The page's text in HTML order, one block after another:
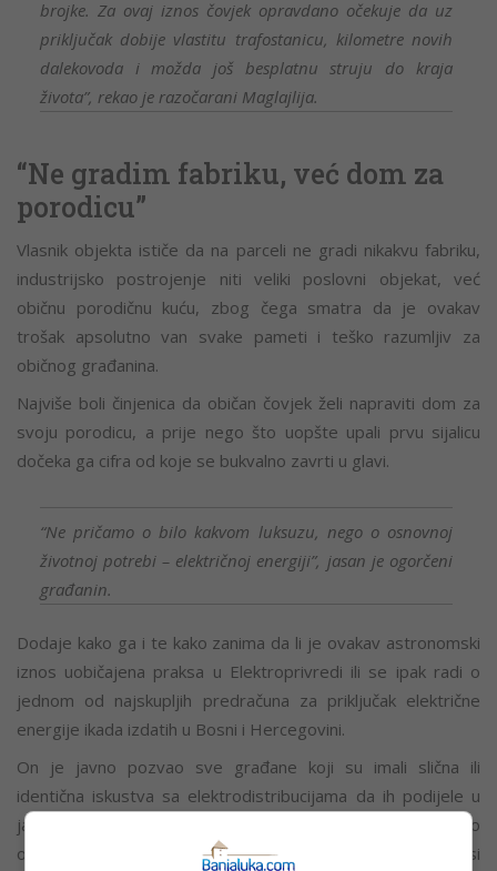
brojke. Za ovaj iznos čovjek opravdano očekuje da uz
priključak dobije vlastitu trafostanicu, kilometre novih
dalekovoda i možda još besplatnu struju do kraja
života”, rekao je razočarani Maglajlija.
“Ne gradim fabriku, već dom za
porodicu”
Vlasnik objekta ističe da na parceli ne gradi nikakvu fabriku,
industrijsko postrojenje niti veliki poslovni objekat, već
običnu porodičnu kuću, zbog čega smatra da je ovakav
trošak apsolutno van svake pameti i teško razumljiv za
običnog građanina.
Najviše boli činjenica da običan čovjek želi napraviti dom za
svoju porodicu, a prije nego što uopšte upali prvu sijalicu
dočeka ga cifra od koje se bukvalno zavrti u glavi.
“Ne pričamo o bilo kakvom luksuzu, nego o osnovnoj
životnoj potrebi – električnoj energiji”, jasan je ogorčeni
građanin.
Dodaje kako ga i te kako zanima da li je ovakav astronomski
iznos uobičajena praksa u Elektroprivredi ili se ipak radi o
jednom od najskupljih predračuna za priključak električne
energije ikada izdatih u Bosni i Hercegovini.
On je javno pozvao sve građane koji su imali slična ili
identična iskustva sa elektrodistribucijama da ih podijele u
javnosti, kako bi se konačno otvorila ozbiljna rasprava o
opravdanosti i načinu obračuna ovakvih troškova, prenosi